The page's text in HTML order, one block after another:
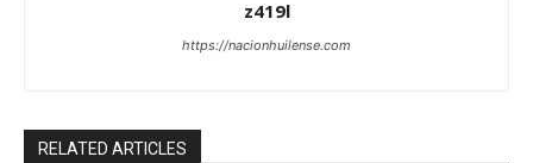
z419l
https://nacionhuilense.com
RELATED ARTICLES